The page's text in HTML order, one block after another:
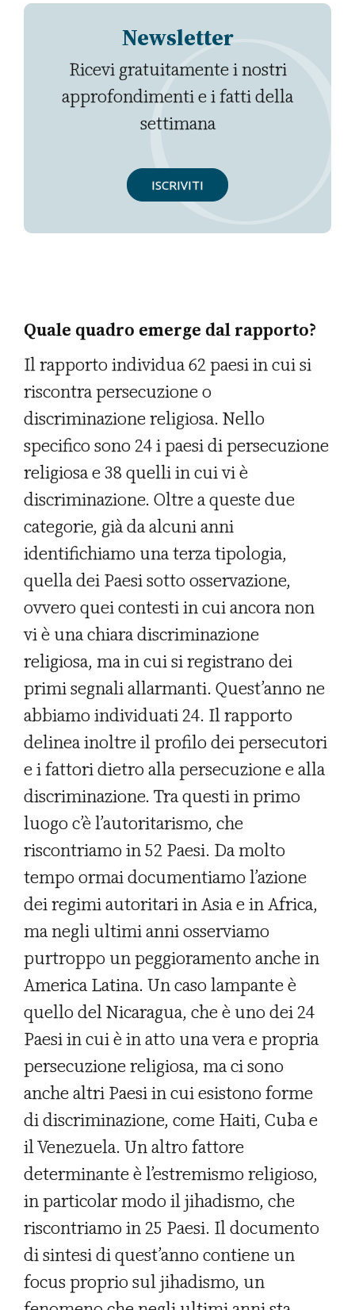
Newsletter
Ricevi gratuitamente i nostri
approfondimenti e i fatti della
settimana
ISCRIVITI
Quale quadro emerge dal rapporto?
Il rapporto individua 62 paesi in cui si
riscontra persecuzione o
discriminazione religiosa. Nello
specifico sono 24 i paesi di persecuzione
religiosa e 38 quelli in cui vi è
discriminazione. Oltre a queste due
categorie, già da alcuni anni
identifichiamo una terza tipologia,
quella dei Paesi sotto osservazione,
ovvero quei contesti in cui ancora non
vi è una chiara discriminazione
religiosa, ma in cui si registrano dei
primi segnali allarmanti. Quest’anno ne
abbiamo individuati 24. Il rapporto
delinea inoltre il profilo dei persecutori
e i fattori dietro alla persecuzione e alla
discriminazione. Tra questi in primo
luogo c’è l’autoritarismo, che
riscontriamo in 52 Paesi. Da molto
tempo ormai documentiamo l’azione
dei regimi autoritari in Asia e in Africa,
ma negli ultimi anni osserviamo
purtroppo un peggioramento anche in
America Latina. Un caso lampante è
quello del Nicaragua, che è uno dei 24
Paesi in cui è in atto una vera e propria
persecuzione religiosa, ma ci sono
anche altri Paesi in cui esistono forme
di discriminazione, come Haiti, Cuba e
il Venezuela. Un altro fattore
determinante è l’estremismo religioso,
in particolar modo il jihadismo, che
riscontriamo in 25 Paesi. Il documento
di sintesi di quest’anno contiene un
focus proprio sul jihadismo, un